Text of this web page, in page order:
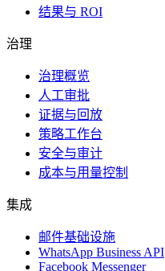
结果与 ROI
治理
治理概览
人工审批
证据与回放
策略工作台
安全与审计
成本与用量控制
集成
邮件基础设施
WhatsApp Business API
Facebook Messenger